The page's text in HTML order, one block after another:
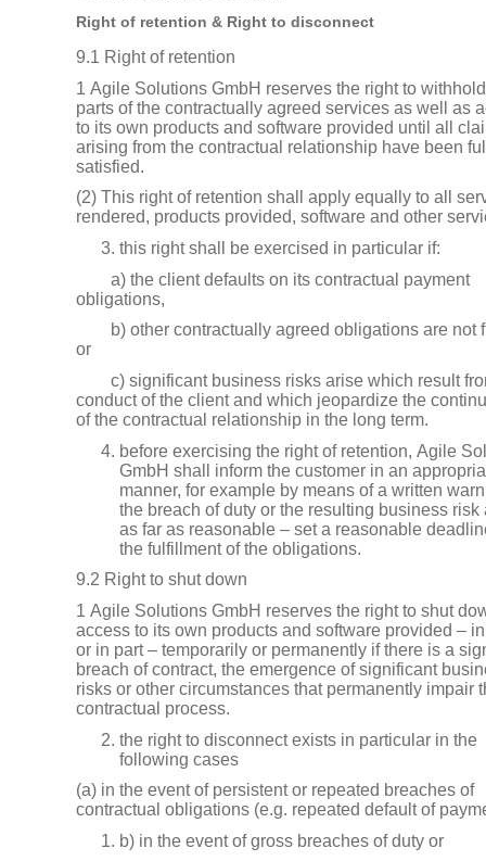
Right of retention & Right to disconnect
9.1 Right of retention
1 Agile Solutions GmbH reserves the right to
parts of the contractually agreed services as well as
to its own products and software provided until all
arising from the contractual relationship have been
satisfied.
(2) This right of retention shall apply equally to all
rendered, products provided, software and other
this right shall be exercised in particular if:
a) the client defaults on its contractual payment
obligations,
b) other contractually agreed obligations are not
or
c) significant business risks arise which result
conduct of the client and which jeopardize the
of the contractual relationship in the long term.
before exercising the right of retention, Agile
GmbH shall inform the customer in an
manner, for example by means of a written
the breach of duty or the resulting business risk
as far as reasonable – set a reasonable
the fulfillment of the obligations.
9.2 Right to shut down
1 Agile Solutions GmbH reserves the right to shut
access to its own products and software provided –
or in part – temporarily or permanently if there is a
breach of contract, the emergence of significant
risks or other circumstances that permanently impair
contractual process.
the right to disconnect exists in particular in the
following cases
(a) in the event of persistent or repeated breaches of
contractual obligations (e.g. repeated default of
b) in the event of gross breaches of duty or